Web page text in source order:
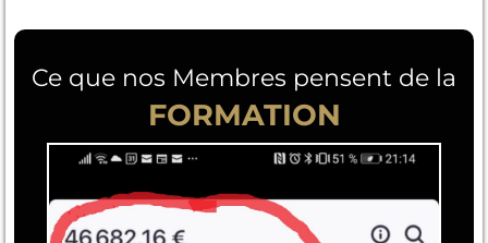
Ce que nos Membres pensent de la
FORMATION